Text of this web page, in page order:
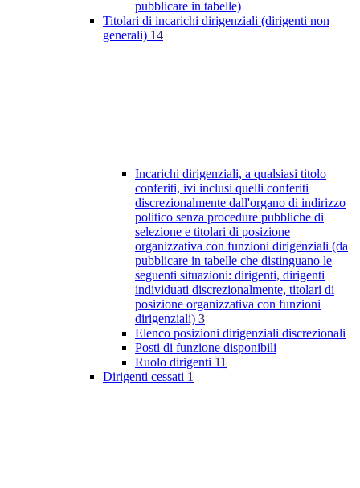
pubblicare in tabelle)
Titolari di incarichi dirigenziali (dirigenti non
generali) 14
Incarichi dirigenziali, a qualsiasi titolo
conferiti, ivi inclusi quelli conferiti
discrezionalmente dall'organo di indirizzo
politico senza procedure pubbliche di
selezione e titolari di posizione
organizzativa con funzioni dirigenziali (da
pubblicare in tabelle che distinguano le
seguenti situazioni: dirigenti, dirigenti
individuati discrezionalmente, titolari di
posizione organizzativa con funzioni
dirigenziali) 3
Elenco posizioni dirigenziali discrezionali
Posti di funzione disponibili
Ruolo dirigenti 11
Dirigenti cessati 1